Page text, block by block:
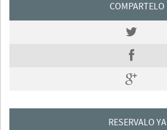
COMPARTELO
RESERVALO YA